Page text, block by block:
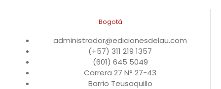
Bogotá
administrador@edicionesdelau.com
(+57) 311 219 1357
(601) 645 5049
Carrera 27 N° 27-43
Barrio Teusaquillo